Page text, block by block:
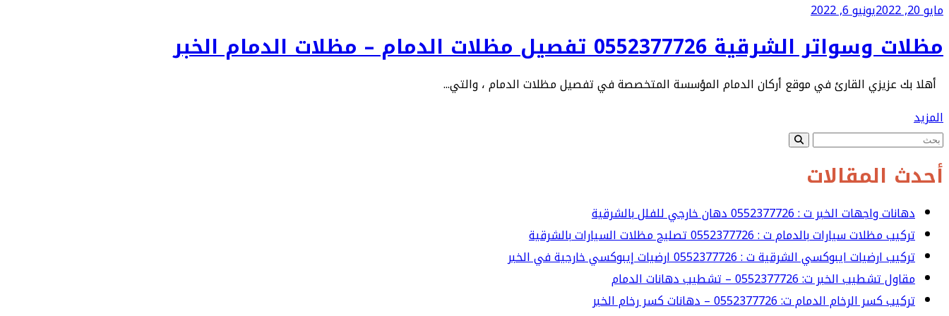
مايو 20, 2022 يونيو 6, 2022
مظلات وسواتر الشرقية 0552377726 تفصيل مظلات الدمام – مظلات الدمام الخبر
أهلا بك عزيزي القارئ في موقع أركان الدمام المؤسسة المتخصصة في تفصيل مظلات الدمام ، والتي...
المزيد
أحدث المقالات
دهانات واجهات الخبر ت : 0552377726 دهان خارجي للفلل بالشرقية
تركيب مظلات سيارات بالدمام ت : 0552377726 تصليح مظلات السيارات بالشرقية
تركيب ارضيات ايبوكسي الشرقية ت : 0552377726 ارضيات إيبوكسي خارجية في الخبر
مقاول تشطيب الخبر ت: 0552377726 – تشطيب دهانات الدمام
تركيب كسر الرخام الدمام ت: 0552377726 – دهانات كسر رخام الخبر